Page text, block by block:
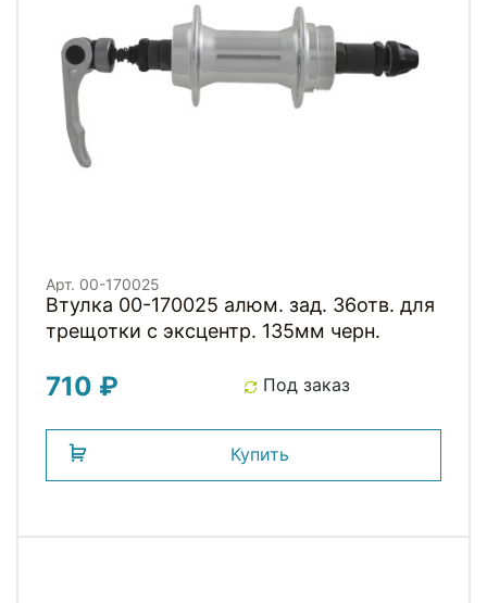
Арт. 00-170025
Втулка 00-170025 алюм. зад. 36отв. для
трещотки с эксцентр. 135мм черн.
710 ₽ Под заказ
Купить